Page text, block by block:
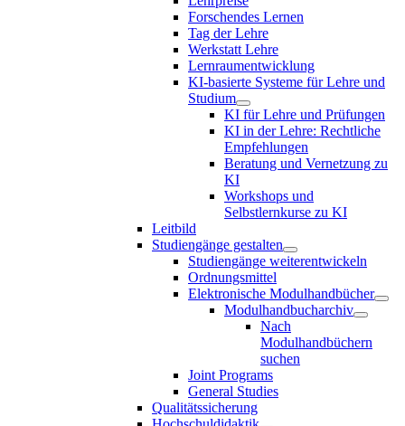
Forschendes Lernen
Tag der Lehre
Werkstatt Lehre
Lernraumentwicklung
KI-basierte Systeme für Lehre und
Studium
KI für Lehre und Prüfungen
KI in der Lehre: Rechtliche
Empfehlungen
Beratung und Vernetzung zu
KI
Workshops und
Selbstlernkurse zu KI
Leitbild
Studiengänge gestalten
Studiengänge weiterentwickeln
Ordnungsmittel
Elektronische Modulhandbücher
Modulhandbucharchiv
Nach
Modulhandbüchern
suchen
Joint Programs
General Studies
Qualitätssicherung